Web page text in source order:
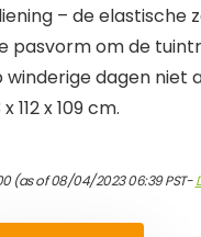
– de elastische
pasvorm om de
dagen niet
112 x 109 cm.
(as of 08/04/2023 06:39 PST-